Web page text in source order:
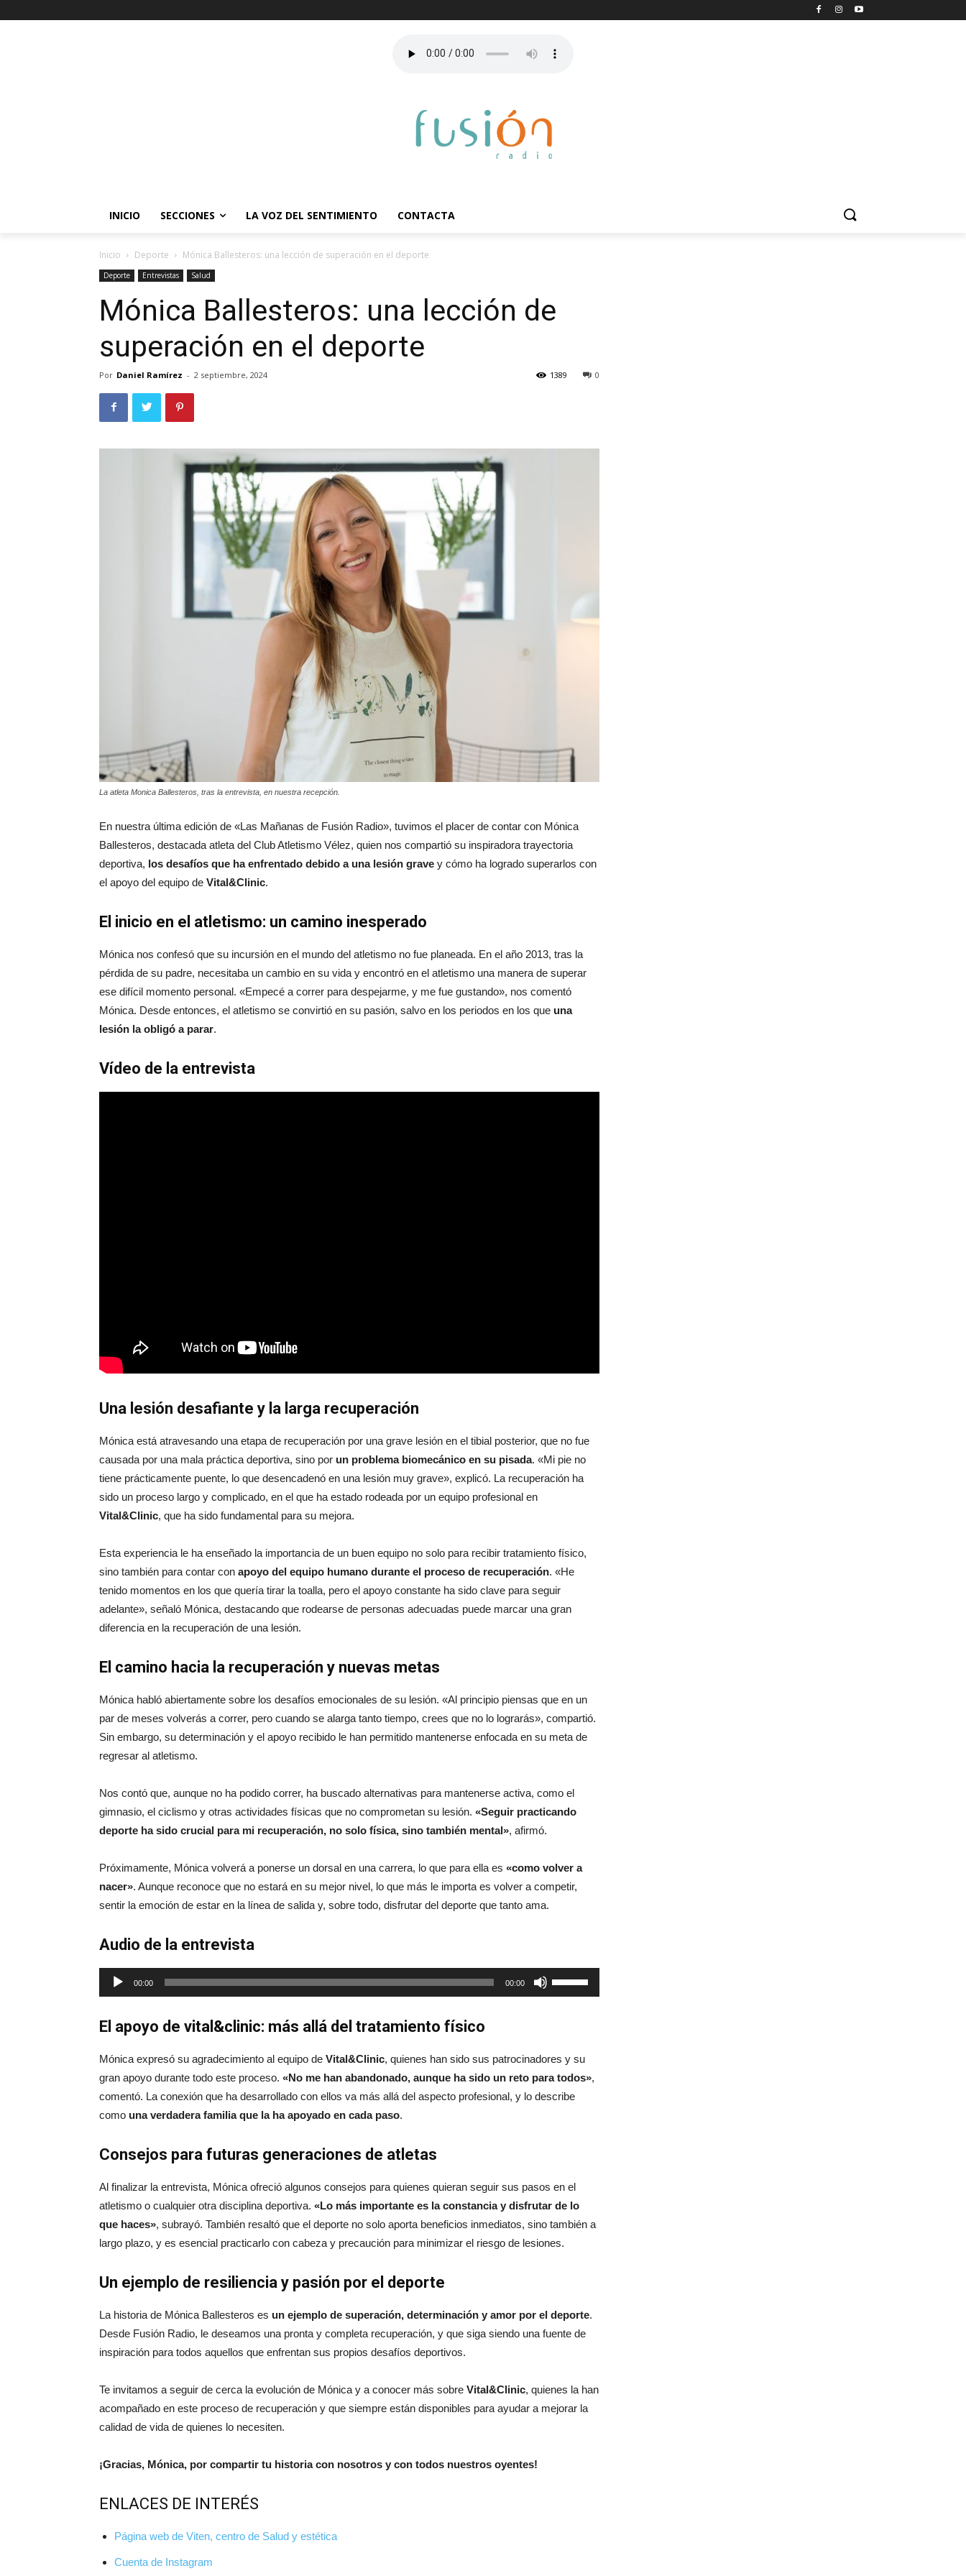
INICIO SECCIONES LA VOZ DEL SENTIMIENTO CONTACTA
Inicio Deporte Mónica Ballesteros: una lección de superación en el deporte
Deporte Entrevistas Salud
Mónica Ballesteros: una lección de
superación en el deporte
Por Daniel Ramírez - 2 septiembre, 2024 0
1389
La atleta Monica Ballesteros, tras la entrevista, en nuestra recepción.
En nuestra última edición de «Las Mañanas de Fusión Radio», tuvimos el placer de contar con Mónica
Ballesteros, destacada atleta del Club Atletismo Vélez, quien nos compartió su inspiradora trayectoria
deportiva, los desafíos que ha enfrentado debido a una lesión grave y cómo ha logrado superarlos con
el apoyo del equipo de Vital&Clinic.
El inicio en el atletismo: un camino inesperado
Mónica nos confesó que su incursión en el mundo del atletismo no fue planeada. En el año 2013, tras la
pérdida de su padre, necesitaba un cambio en su vida y encontró en el atletismo una manera de superar
ese difícil momento personal. «Empecé a correr para despejarme, y me fue gustando», nos comentó
Mónica. Desde entonces, el atletismo se convirtió en su pasión, salvo en los periodos en los que una
lesión la obligó a parar.
Vídeo de la entrevista
Una lesión desafiante y la larga recuperación
Mónica está atravesando una etapa de recuperación por una grave lesión en el tibial posterior, que no fue
causada por una mala práctica deportiva, sino por un problema biomecánico en su pisada. «Mi pie no
tiene prácticamente puente, lo que desencadenó en una lesión muy grave», explicó. La recuperación ha
sido un proceso largo y complicado, en el que ha estado rodeada por un equipo profesional en
Vital&Clinic, que ha sido fundamental para su mejora.
Esta experiencia le ha enseñado la importancia de un buen equipo no solo para recibir tratamiento físico,
sino también para contar con apoyo del equipo humano durante el proceso de recuperación. «He
tenido momentos en los que quería tirar la toalla, pero el apoyo constante ha sido clave para seguir
adelante», señaló Mónica, destacando que rodearse de personas adecuadas puede marcar una gran
diferencia en la recuperación de una lesión.
El camino hacia la recuperación y nuevas metas
Mónica habló abiertamente sobre los desafíos emocionales de su lesión. «Al principio piensas que en un
par de meses volverás a correr, pero cuando se alarga tanto tiempo, crees que no lo lograrás», compartió.
Sin embargo, su determinación y el apoyo recibido le han permitido mantenerse enfocada en su meta de
regresar al atletismo.
Nos contó que, aunque no ha podido correr, ha buscado alternativas para mantenerse activa, como el
gimnasio, el ciclismo y otras actividades físicas que no comprometan su lesión. «Seguir practicando
deporte ha sido crucial para mi recuperación, no solo física, sino también mental», afirmó.
Próximamente, Mónica volverá a ponerse un dorsal en una carrera, lo que para ella es «como volver a
nacer». Aunque reconoce que no estará en su mejor nivel, lo que más le importa es volver a competir,
sentir la emoción de estar en la línea de salida y, sobre todo, disfrutar del deporte que tanto ama.
Audio de la entrevista
Reproductor
de
00:00 00:00
las
volumen.
El apoyo de vital&clinic: más allá del tratamiento físico
Mónica expresó su agradecimiento al equipo de Vital&Clinic, quienes han sido sus patrocinadores y su
gran apoyo durante todo este proceso. «No me han abandonado, aunque ha sido un reto para todos»,
comentó. La conexión que ha desarrollado con ellos va más allá del aspecto profesional, y lo describe
como una verdadera familia que la ha apoyado en cada paso.
Consejos para futuras generaciones de atletas
Al finalizar la entrevista, Mónica ofreció algunos consejos para quienes quieran seguir sus pasos en el
atletismo o cualquier otra disciplina deportiva. «Lo más importante es la constancia y disfrutar de lo
que haces», subrayó. También resaltó que el deporte no solo aporta beneficios inmediatos, sino también a
largo plazo, y es esencial practicarlo con cabeza y precaución para minimizar el riesgo de lesiones.
Un ejemplo de resiliencia y pasión por el deporte
La historia de Mónica Ballesteros es un ejemplo de superación, determinación y amor por el deporte.
Desde Fusión Radio, le deseamos una pronta y completa recuperación, y que siga siendo una fuente de
inspiración para todos aquellos que enfrentan sus propios desafíos deportivos.
Te invitamos a seguir de cerca la evolución de Mónica y a conocer más sobre Vital&Clinic, quienes la han
acompañado en este proceso de recuperación y que siempre están disponibles para ayudar a mejorar la
calidad de vida de quienes lo necesiten.
¡Gracias, Mónica, por compartir tu historia con nosotros y con todos nuestros oyentes!
ENLACES DE INTERÉS
Página web de Viten, centro de Salud y estética
Cuenta de Instagram